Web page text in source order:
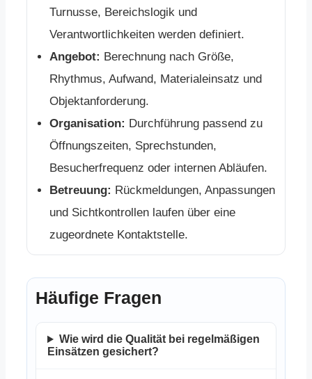
Turnusse, Bereichslogik und
Verantwortlichkeiten werden definiert.
Angebot: Berechnung nach Größe,
Rhythmus, Aufwand, Materialeinsatz und
Objektanforderung.
Organisation: Durchführung passend zu
Öffnungszeiten, Sprechstunden,
Besucherfrequenz oder internen Abläufen.
Betreuung: Rückmeldungen, Anpassungen
und Sichtkontrollen laufen über eine
zugeordnete Kontaktstelle.
Häufige Fragen
Wie wird die Qualität bei regelmäßigen
Einsätzen gesichert?